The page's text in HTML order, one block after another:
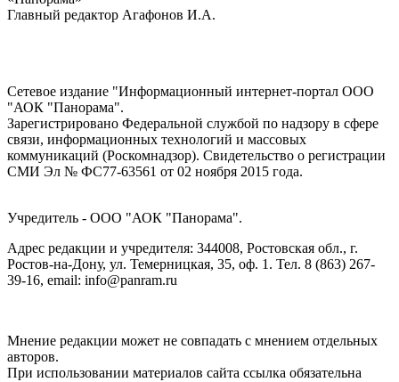
Главный редактор Агафонов И.А.
Сетевое издание "Информационный интернет-портал ООО
"АОК "Панорама".
Зарегистрировано Федеральной службой по надзору в сфере
связи, информационных технологий и массовых
коммуникаций (Роскомнадзор). Cвидетельство о регистрации
СМИ Эл № ФС77-63561 от 02 ноября 2015 года.
Учредитель - ООО "АОК "Панорама".
Адрес редакции и учредителя: 344008, Ростовская обл., г.
Ростов-на-Дону, ул. Темерницкая, 35, оф. 1. Тел. 8 (863) 267-
39-16, email: info@panram.ru
Мнение редакции может не совпадать с мнением отдельных
авторов.
При использовании материалов сайта ссылка обязательна